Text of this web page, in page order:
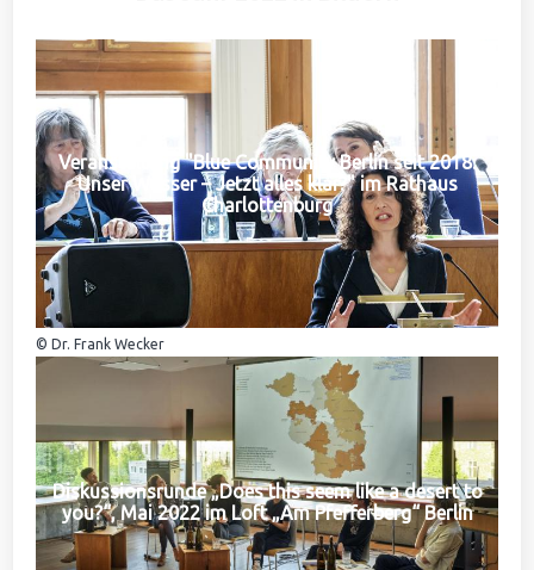
Veranstaltung "Blue Community Berlin seit 2018:
Unser Wasser – Jetzt alles klar?" im Rathaus
Charlottenburg
© Dr. Frank Wecker
Diskussionsrunde „Does this seem like a desert to
you?“, Mai 2022 im Loft „Am Pfefferberg“ Berlin